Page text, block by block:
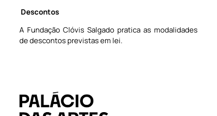
Descontos
A Fundação Clóvis Salgado pratica as modalidades
de descontos previstas em lei.